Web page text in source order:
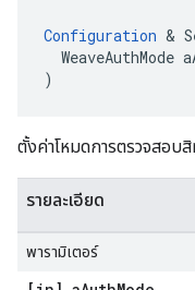
Configuration &
WeaveAuthMode
)
ตั้งค่าโหมดการตรวจสอบ
รายละเอียด
พารามิเตอร์